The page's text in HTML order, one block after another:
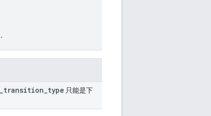
.
transition type 只能是下